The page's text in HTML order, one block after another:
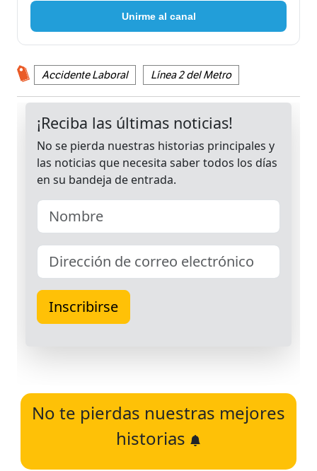
Unirme al canal
Accidente Laboral Línea 2 del Metro
No te pierdas nuestras mejores
historias